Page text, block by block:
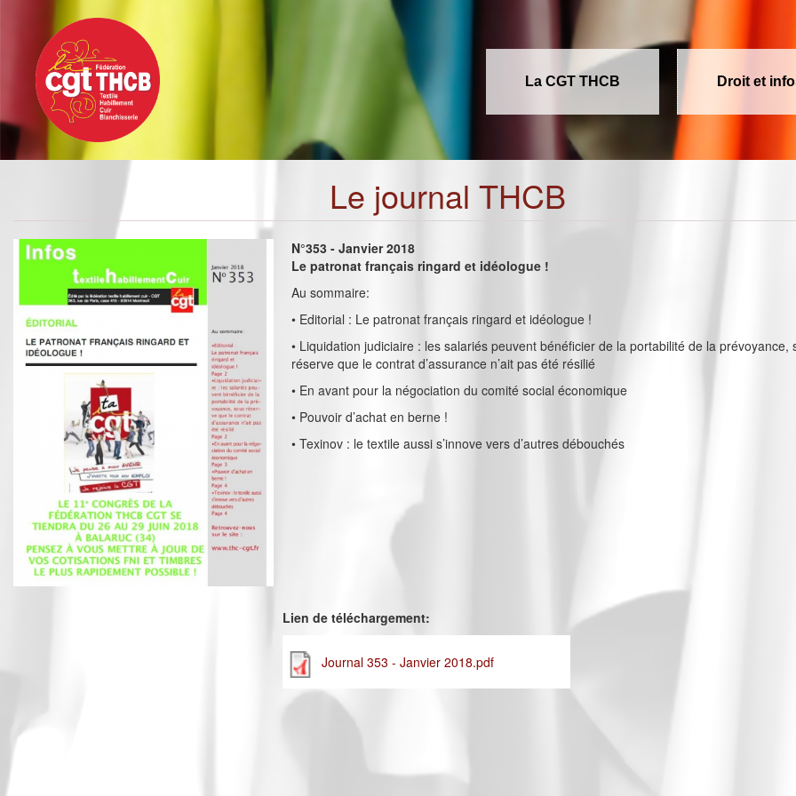
contenu
principal
La CGT THCB Droit et
Le journal THCB
N°353 - Janvier 2018
Le patronat français ringard et idéologue !
Au sommaire:
• Editorial : Le patronat français ringard et idéologue !
• Liquidation judiciaire : les salariés peuvent bénéficier de la portabilité de la prévoyance,
réserve que le contrat d’assurance n’ait pas été résilié
• En avant pour la négociation du comité social économique
• Pouvoir d’achat en berne !
• Texinov : le textile aussi s’innove vers d’autres débouchés
Lien de téléchargement:
Journal 353 - Janvier 2018.pdf